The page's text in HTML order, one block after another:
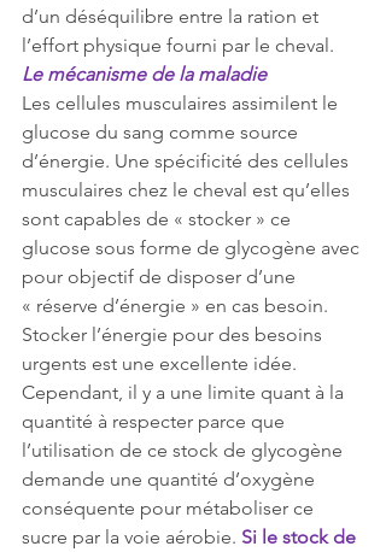
d’un déséquilibre entre la ration et
l’effort physique fourni par le cheval.
Le mécanisme de la maladie
Les cellules musculaires assimilent le
glucose du sang comme source
d’énergie. Une spécificité des cellules
musculaires chez le cheval est qu’elles
sont capables de « stocker » ce
glucose sous forme de glycogène avec
pour objectif de disposer d’une
« réserve d’énergie » en cas besoin.
Stocker l’énergie pour des besoins
urgents est une excellente idée.
Cependant, il y a une limite quant à la
quantité à respecter parce que
l’utilisation de ce stock de glycogène
demande une quantité d’oxygène
conséquente pour métaboliser ce
sucre par la voie aérobie. Si le stock de